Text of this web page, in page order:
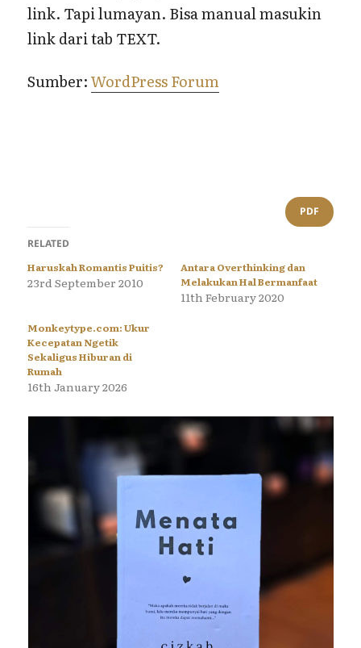
link. Tapi lumayan. Bisa manual masukin
link dari tab TEXT.
Sumber:WordPress Forum
PDF
RELATED
Haruskah Romantis Puitis?
23rd September 2010
Antara Overthinking dan
Melakukan Hal Bermanfaat
11th February 2020
Monkeytype.com: Ukur
Kecepatan Ngetik
Sekaligus Hiburan di
Rumah
16th January 2026